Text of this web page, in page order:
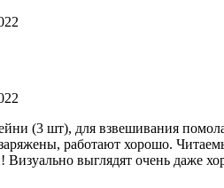
(3 шт), для взвешивания
работают хорошо.
Визуально выглядят очень даже